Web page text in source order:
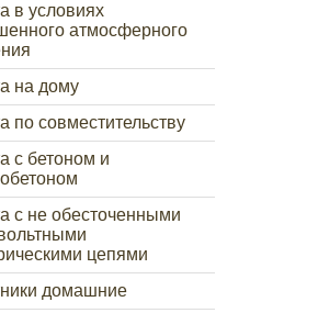
в условиях
атмосферного
на дому
по совместительству
с бетоном и
с не обесточенными
цепями
домашние